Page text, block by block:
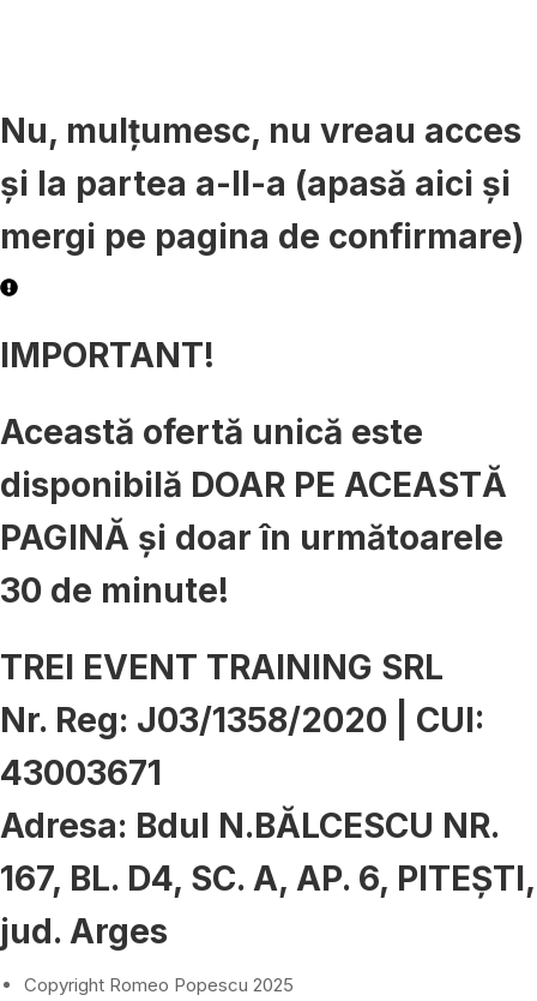
Nu, mulțumesc, nu vreau acces
și la partea a-II-a (apasă aici și
mergi pe pagina de confirmare)
IMPORTANT!
Această ofertă unică este
disponibilă DOAR PE ACEASTĂ
PAGINĂ și doar în următoarele
30 de minute!
TREI EVENT TRAINING SRL
Nr. Reg: J03/1358/2020 | CUI:
43003671
Adresa: Bdul N.BĂLCESCU NR.
167, BL. D4, SC. A, AP. 6, PITEȘTI,
jud. Arges
Copyright Romeo Popescu 2025